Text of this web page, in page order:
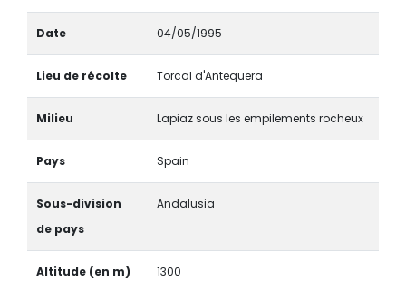
Date 04/05/1995
Lieu de récolte Torcal d'Antequera
Milieu Lapiaz sous les empilements rocheux
Pays Spain
Sous-division
de pays
Andalusia
Altitude (en m) 1300